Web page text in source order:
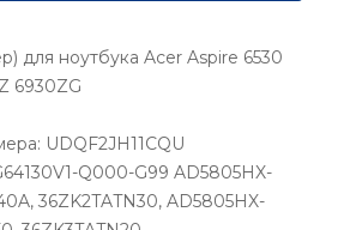
для ноутбука Acer Aspire 6530
6930ZG
UDQF2JH11CQU
Q000-G99 AD5805HX-
36ZK2TATN30, AD5805HX-